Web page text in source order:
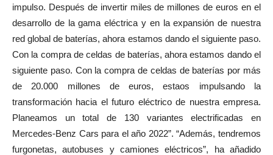
impulso. Después de invertir miles de millones de euros en el
desarrollo de la gama eléctrica y en la expansión de nuestra
red global de baterías, ahora estamos dando el siguiente paso.
Con la compra de celdas de baterías, ahora estamos dando el
siguiente paso. Con la compra de celdas de baterías por más
de 20.000 millones de euros, estaos impulsando la
transformación hacia el futuro eléctrico de nuestra empresa.
Planeamos un total de 130 variantes electrificadas en
Mercedes-Benz Cars para el año 2022”. “Además, tendremos
furgonetas, autobuses y camiones eléctricos”, ha añadido